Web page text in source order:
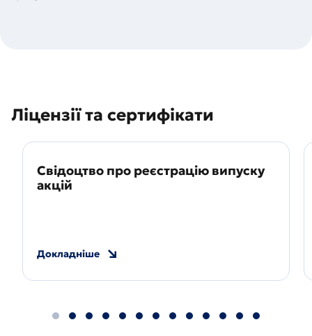
Ліцензії та сертифікати
Свідоцтво про реєстрацію випуску
акцій
Докладніше